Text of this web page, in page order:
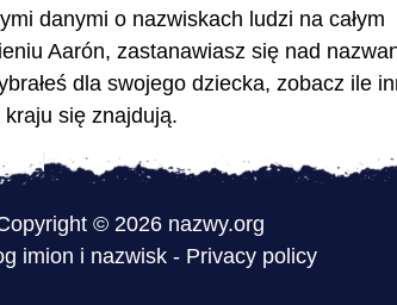
danymi o nazwiskach ludzi na całym
Aarón, zastanawiasz się nad
dla swojego dziecka, zobacz ile
się znajdują.
© 2026 nazwy.org
imion i nazwisk- Privacy policy